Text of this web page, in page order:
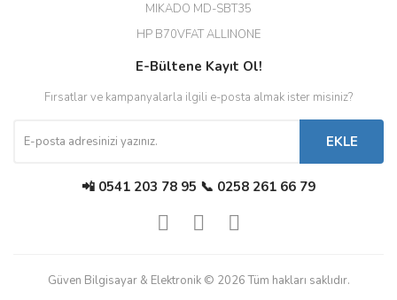
Diğer yorumları göster
MIKADO MD-SBT35
HP B70VFAT ALLINONE
E-Bültene Kayıt Ol!
Fırsatlar ve kampanyalarla ilgili e-posta almak ister misiniz?
EKLE
📲 0541 203 78 95 📞 0258 261 66 79
Güven Bilgisayar & Elektronik © 2026 Tüm hakları saklıdır.